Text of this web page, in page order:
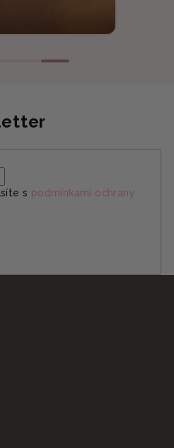
s podmínkami ochrany